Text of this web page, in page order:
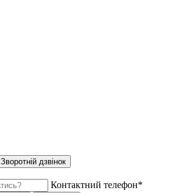
Зворотній дзвінок
Контактний телефон*